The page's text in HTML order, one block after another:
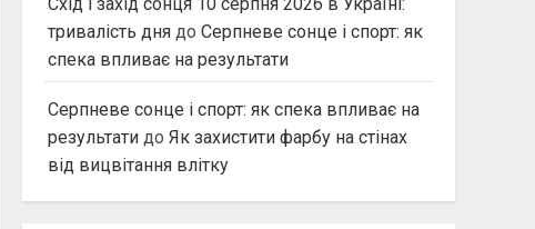
тривалість днядо Серпневе сонце і спорт: як
спека впливає на результати
Серпневе сонце і спорт: як спека впливає на
результатидо Як захистити фарбу на стінах
від вицвітання влітку